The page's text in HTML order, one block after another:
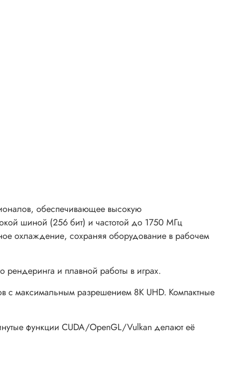
обеспечивающее высокую
шиной (256 бит) и частотой до 1750 МГц
охлаждение, сохраняя оборудование в рабочем
рендеринга и плавной работы в играх.
с максимальным разрешением 8K UHD. Компактные
функции CUDA/OpenGL/Vulkan делают её